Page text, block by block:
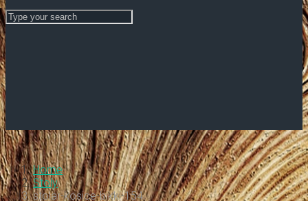
Home
Stoly
stolar-kosice-bikki-154